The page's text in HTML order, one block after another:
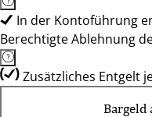
In der Kontoführung
Berechtigte Ablehnung
Zusätzliches Entgelt
Bargeld